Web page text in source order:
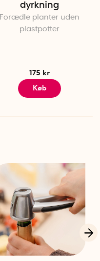
dyrkning
Forædle planter uden
plastpotter
175 kr
Køb